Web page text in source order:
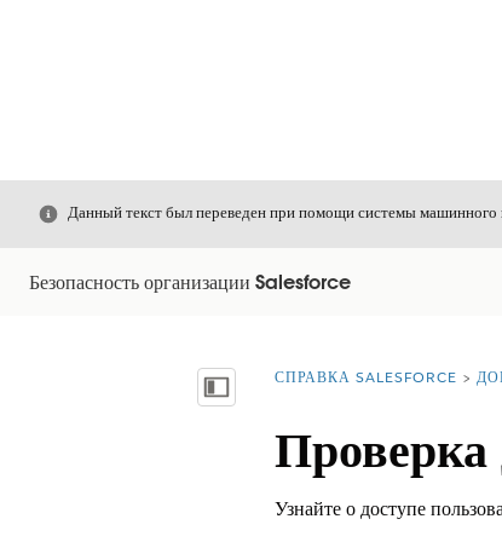
Закрыть
Данный текст был переведен при помощи системы
Безопасность организации Salesforce
Показать содержание
Вы находитесь здесь:
СПРАВКА SALESFORCE
Проверка
Узнайте о доступе